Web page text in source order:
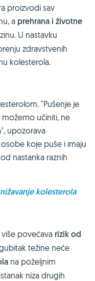
proizvodi sav
a prehrana i životne
U nastavku
zdravstvenih
kolesterola.
"Pušenje je
učiniti, ne
upozorava
koje puše i imaju
nastanka raznih
kolesterola
povećava rizik od
težine neće
na poželjnim
niza drugih